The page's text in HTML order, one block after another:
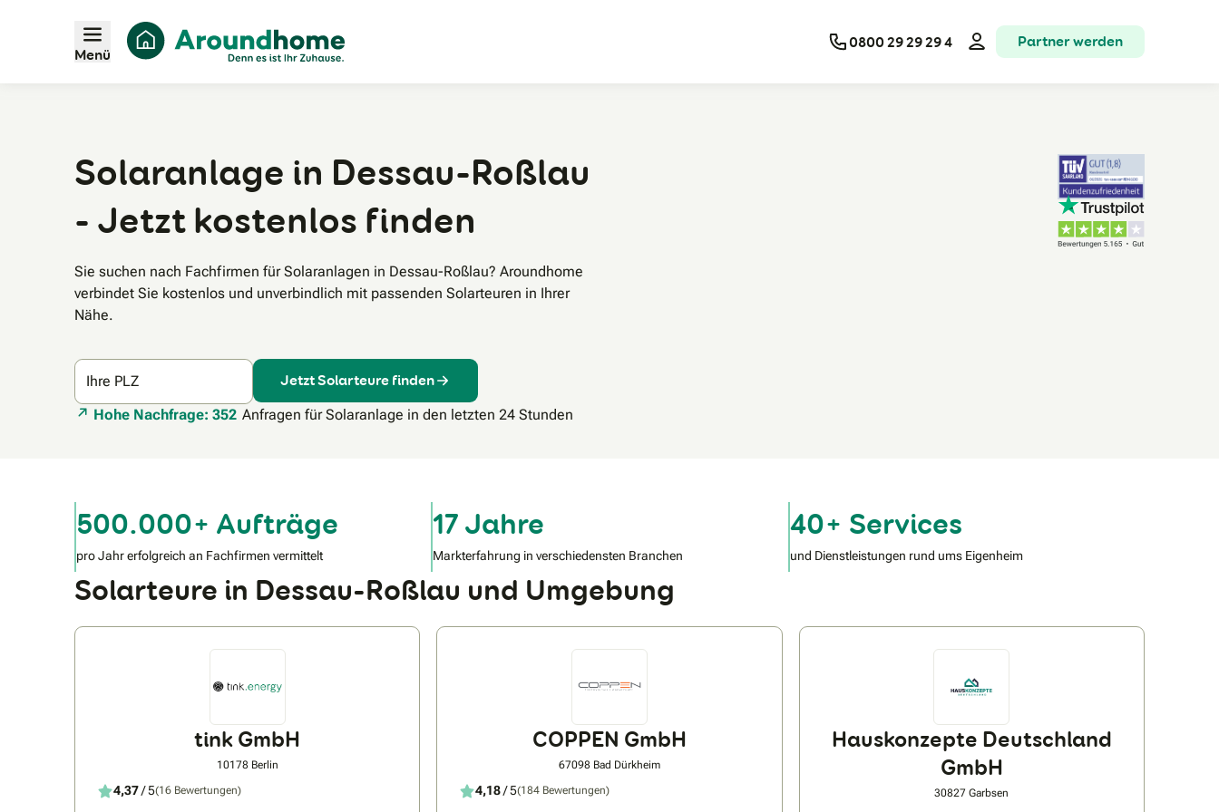
Menü
0800 29 29 29 4 Partner werden
Solaranlage in Dessau-Roßlau
- Jetzt kostenlos finden
Sie suchen nach Fachfirmen für Solaranlagen in Dessau-Roßlau? Aroundhome
verbindet Sie kostenlos und unverbindlich mit passenden Solarteuren in Ihrer
Nähe.
Ihre PLZ Jetzt Solarteure finden
Hohe Nachfrage: 352 Anfragen für Solaranlage in den letzten 24 Stunden
500.000+ Aufträge
pro Jahr erfolgreich an Fachfirmen vermittelt
17 Jahre
Markterfahrung in verschiedensten Branchen
40+ Services
und Dienstleistungen rund ums Eigenheim
Solarteure in Dessau-Roßlau und Umgebung
tink GmbH
10178 Berlin
4,37/ 5(16 Bewertungen)
COPPEN GmbH
67098 Bad Dürkheim
4,18/ 5(184 Bewertungen)
Hauskonzepte Deutschland
GmbH
30827 Garbsen